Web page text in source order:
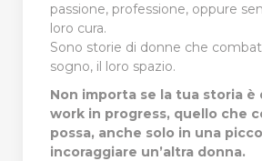
passione, professione, oppure
loro cura.
Sono storie di donne che
sogno, il loro spazio.
Non importa se la tua storia è
work in progress, quello che
possa, anche solo in una
incoraggiare un’altra donna.